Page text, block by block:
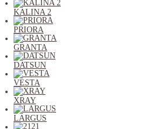
KALINA 2
PRIORA
GRANTA
DATSUN
VESTA
XRAY
LARGUS